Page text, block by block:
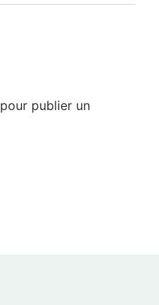
pour publier un